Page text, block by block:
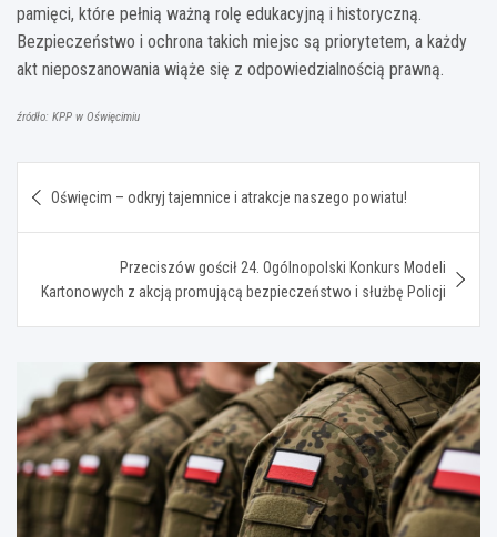
pamięci, które pełnią ważną rolę edukacyjną i historyczną.
Bezpieczeństwo i ochrona takich miejsc są priorytetem, a każdy
akt nieposzanowania wiąże się z odpowiedzialnością prawną.
źródło: KPP w Oświęcimiu
wpisu
Oświęcim – odkryj tajemnice i atrakcje naszego powiatu!
Przeciszów gościł 24. Ogólnopolski Konkurs Modeli
Kartonowych z akcją promującą bezpieczeństwo i służbę Policji